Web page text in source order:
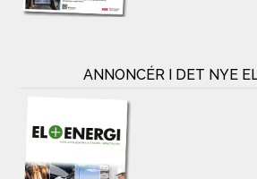
ANNONCÉR I DET NYE